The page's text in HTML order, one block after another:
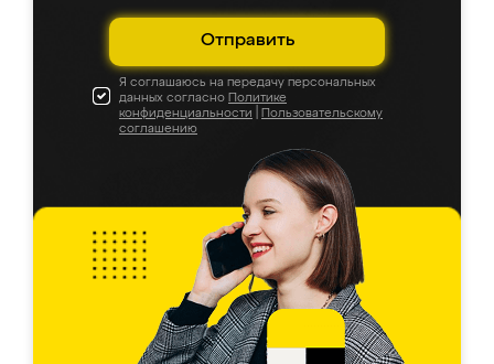
Отправить
Я соглашаюсь на передачу персональных
данных согласно Политике
конфиденциальности
Пользовательскому
соглашению